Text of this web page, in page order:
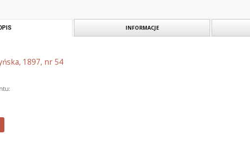
INFORMACJE
1897, nr 54